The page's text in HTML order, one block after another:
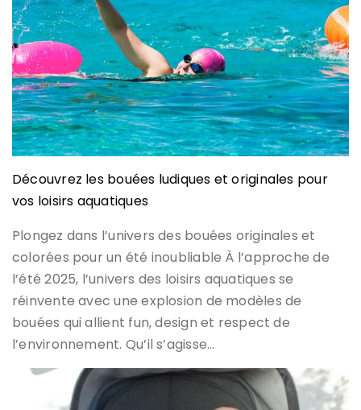
Découvrez les bouées ludiques et originales pour
vos loisirs aquatiques
Plongez dans l’univers des bouées originales et
colorées pour un été inoubliable À l’approche de
l’été 2025, l’univers des loisirs aquatiques se
réinvente avec une explosion de modèles de
bouées qui allient fun, design et respect de
l’environnement. Qu’il s’agisse…